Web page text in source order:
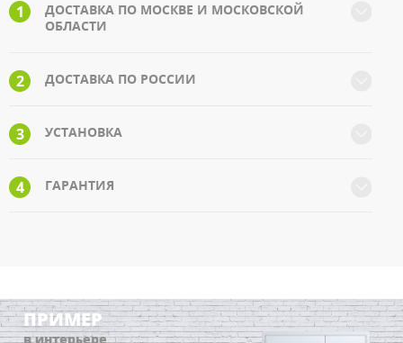
1
ДОСТАВКА ПО МОСКВЕ И МОСКОВСКОЙ
ОБЛАСТИ
2 ДОСТАВКА ПО РОССИИ
3 УСТАНОВКА
4 ГАРАНТИЯ
ПРИМЕР
в интерьере